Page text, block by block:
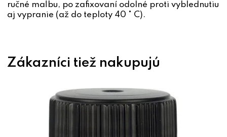
ručné maľbu, po zafixovaní odolné proti vyblednutiu
aj vypranie (až do teploty 40 ° C).